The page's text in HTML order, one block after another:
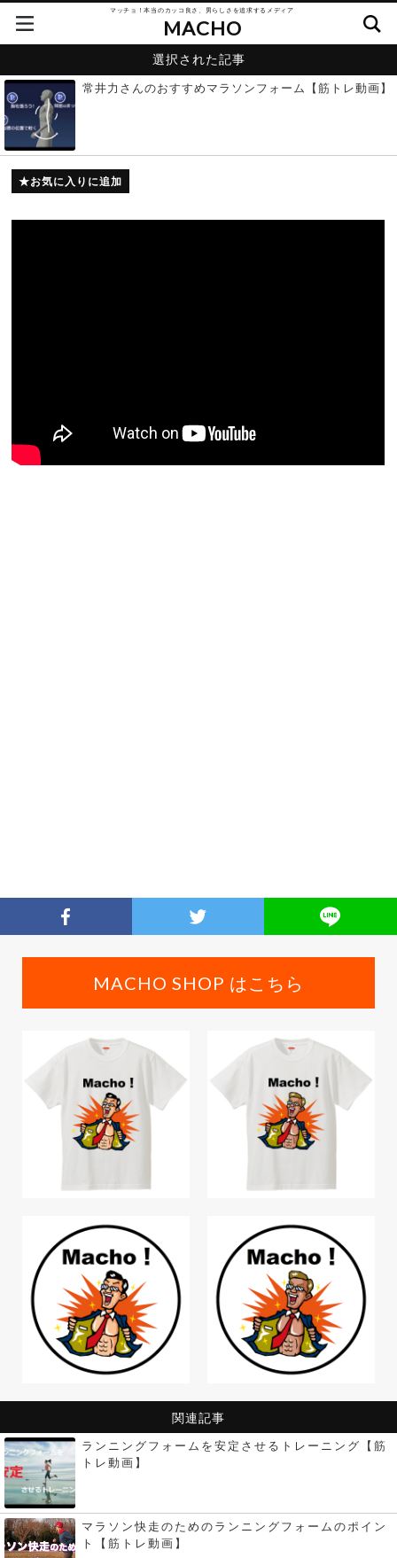
マッチョ！本当のカッコ良さ、男らしさを追求するメディア
MACHO
選択された記事
常井力さんのおすすめマラソンフォーム【筋トレ動画】
お気に入りに追加
MACHO SHOP はこちら
関連記事
ランニングフォームを安定させるトレーニング【筋
トレ動画】
マラソン快走のためのランニングフォームのポイン
ト【筋トレ動画】